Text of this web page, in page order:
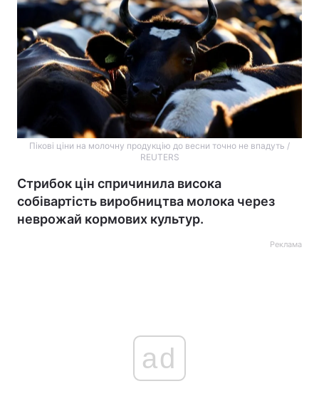
Пікові ціни на молочну продукцію до весни точно не впадуть /
REUTERS
Стрибок цін спричинила висока
собівартість виробництва молока через
неврожай кормових культур.
Реклама
ad